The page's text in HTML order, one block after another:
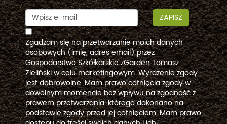
ZAPISZ
Zgadzam się na przetwarzanie moich danych
osobowych (imię, adres email) przez
Gospodarstwo Szkółkarskie zGarden Tomasz
Zieliński w celu marketingowym. Wyrażenie zgody
jest dobrowolne. Mam prawo cofnięcia zgody w
dowolnym momencie bez wpływu na zgodność z
prawem przetwarzania, którego dokonano na
podstawie zgody przed jej cofnięciem. Mam prawo